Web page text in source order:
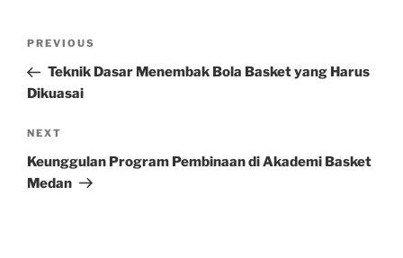
Previous
Post
PREVIOUS
Teknik Dasar Menembak Bola Basket yang Harus
Dikuasai
Next
Post
NEXT
Keunggulan Program Pembinaan di Akademi Basket
Medan